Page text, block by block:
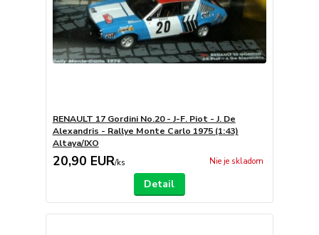
RENAULT 17 Gordini No.20 - J-F. Piot - J. De
Alexandris - Rallye Monte Carlo 1975 (1:43)
Altaya/IXO
20,90 EUR/ks Nie je skladom
Detail